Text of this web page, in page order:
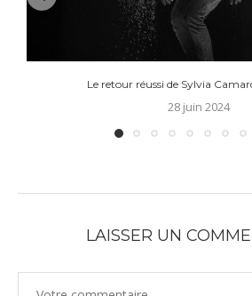
Le retour réussi de Sylvia
28 juin 2024
LAISSER UN